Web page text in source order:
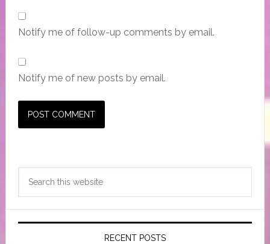
Notify me of follow-up comments by email.
Notify me of new posts by email.
Primary
Sidebar
RECENT POSTS